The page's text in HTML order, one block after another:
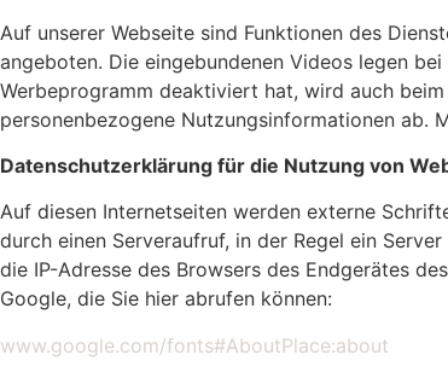
Auf unserer Webseite sind Funktionen des
angeboten. Die eingebundenen Videos legen
Werbeprogramm deaktiviert hat, wird auch
personenbezogene Nutzungsinformationen ab.
Datenschutzerklärung für die Nutzung von
Auf diesen Internetseiten werden externe
durch einen Serveraufruf, in der Regel ein
die IP-Adresse des Browsers des Endgerätes
Google, die Sie hier abrufen können:
www.google.com/fonts#AboutPlace:about